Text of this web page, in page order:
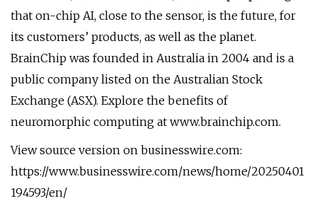
that on-chip AI, close to the sensor, is the future, for
its customers’ products, as well as the planet.
BrainChip was founded in Australia in 2004 and is a
public company listed on the Australian Stock
Exchange (ASX). Explore the benefits of
neuromorphic computing at www.brainchip.com.
View source version on businesswire.com:
https://www.businesswire.com/news/home/20250401
194593/en/